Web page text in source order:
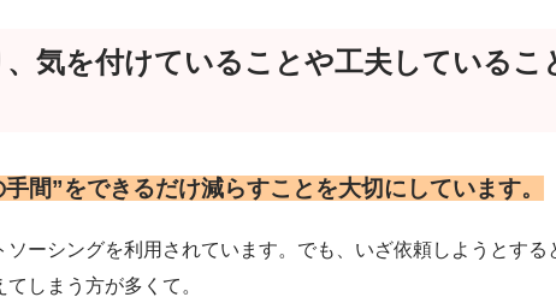
気を付けていることや工夫しているこ
間”をできるだけ減らすことを大切にしています。
ーシングを利用されています。でも、いざ依頼しようとする
しまう方が多くて。